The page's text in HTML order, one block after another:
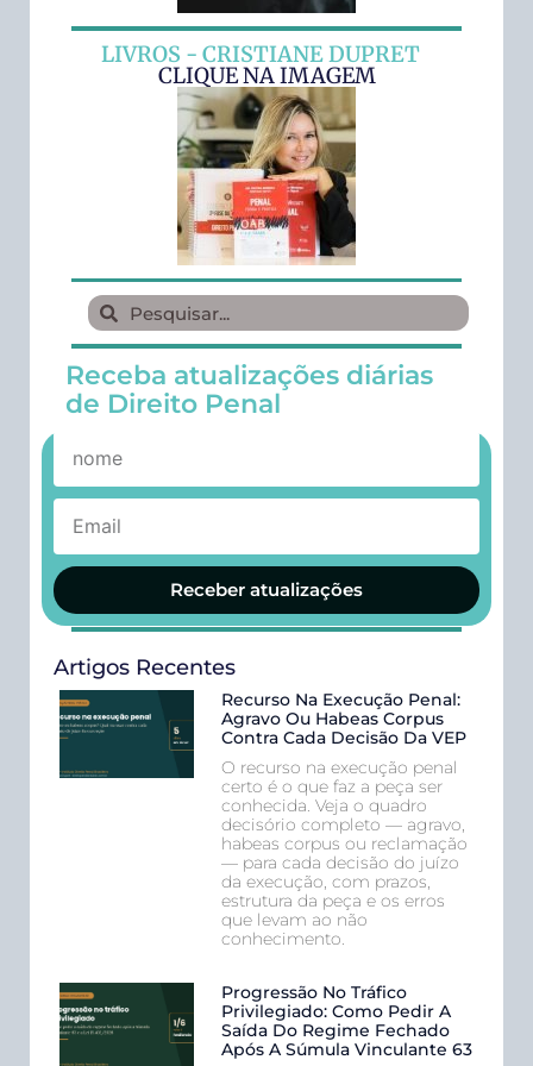
LIVROS - CRISTIANE DUPRET
CLIQUE NA IMAGEM
Receba atualizações diárias
de Direito Penal
Receber atualizações
Artigos Recentes
Recurso Na Execução Penal:
Agravo Ou Habeas Corpus
Contra Cada Decisão Da VEP
O recurso na execução penal
certo é o que faz a peça ser
conhecida. Veja o quadro
decisório completo — agravo,
habeas corpus ou reclamação
— para cada decisão do juízo
da execução, com prazos,
estrutura da peça e os erros
que levam ao não
conhecimento.
Progressão No Tráfico
Privilegiado: Como Pedir A
Saída Do Regime Fechado
Após A Súmula Vinculante 63